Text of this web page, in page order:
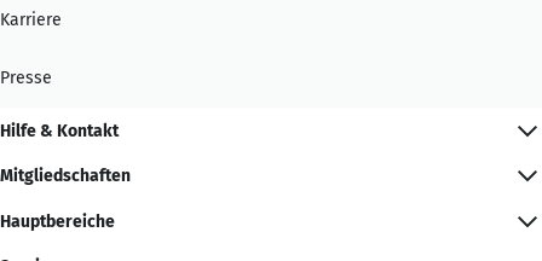
Karriere
Presse
Hilfe & Kontakt
Mitgliedschaften
Hauptbereiche